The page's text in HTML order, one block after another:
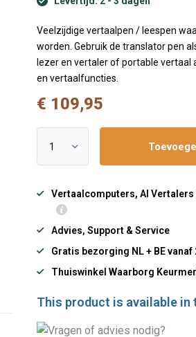
Veelzijdige vertaalpen / leespen
worden. Gebruik de translator pen
lezer en vertaler of portable vertaal
en vertaalfuncties.
€ 109,95
Vertaalcomputers, AI
Advies, Support & Service
Gratis bezorging NL + BE vanaf
Thuiswinkel Waarborg
This product is available